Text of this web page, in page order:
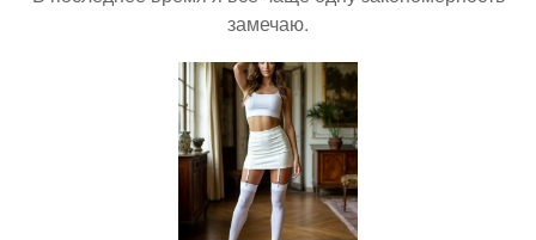
замечаю.